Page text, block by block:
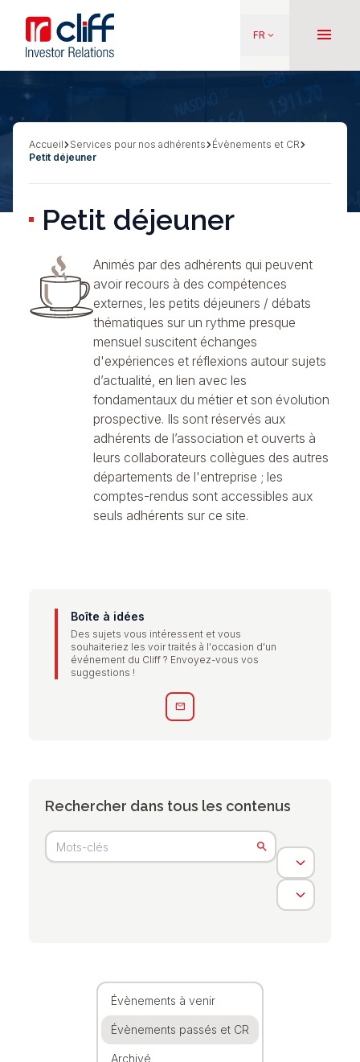
contenu
principal
Aller directement au contenu
FR keyboard_arrow_down menu
Fil
d'Ariane
Accueil Services pour nos adhérents
Évènements et CR
Petit déjeuner
Petit déjeuner
Animés par des adhérents qui peuvent
avoir recours à des compétences
externes, les petits déjeuners / débats
thématiques sur un rythme presque
mensuel suscitent échanges
d'expériences et réflexions autour sujets
d’actualité, en lien avec les
fondamentaux du métier et son évolution
prospective. Ils sont réservés aux
adhérents de l’association et ouverts à
leurs collaborateurs collègues des autres
départements de l'entreprise ; les
comptes-rendus sont accessibles aux
seuls adhérents sur ce site.
Boîte à idées
Des sujets vous intéressent et vous
souhaiteriez les voir traités à l'occasion d'un
événement du Cliff ? Envoyez-vous vos
suggestions !
mail
Rechercher dans tous les contenus
Évènements à venir
Évènements passés et CR
Archivé